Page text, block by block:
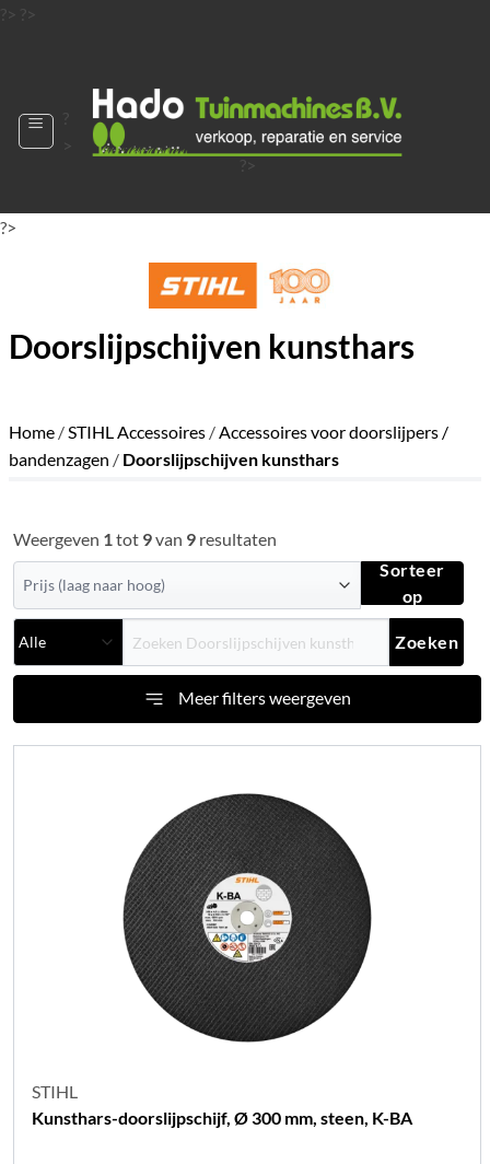
?> ?>
?>
?
?>
Doorslijpschijven kunsthars
Home /STIHL Accessoires /Accessoires voor doorslijpers /
bandenzagen / Doorslijpschijven kunsthars
Weergeven 1tot 9van 9 resultaten
Sorteer
op
Zoeken
Meer filters weergeven
STIHL
Kunsthars-doorslijpschijf, Ø 300 mm, steen, K-BA